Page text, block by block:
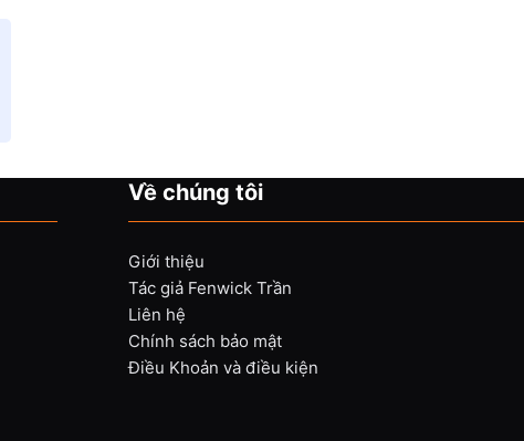
Về chúng tôi
Giới thiệu
Tác giả Fenwick Trần
Liên hệ
Chính sách bảo mật
Điều Khoản và điều kiện